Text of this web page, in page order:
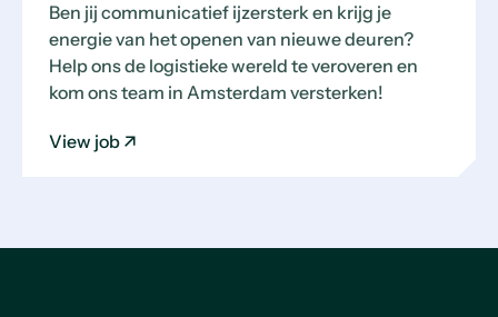
Ben jij communicatief ijzersterk en krijg je
energie van het openen van nieuwe deuren?
Help ons de logistieke wereld te veroveren en
kom ons team in Amsterdam versterken!
View job